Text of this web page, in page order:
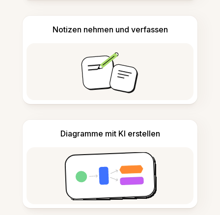
Notizen nehmen und verfassen
Diagramme mit KI erstellen